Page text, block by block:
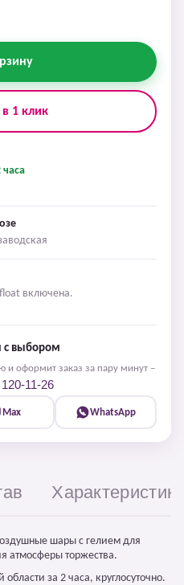
в 1 клик
часа
включена.
выбором
оформит заказ за пару минут –
11-26
Max WhatsApp
шары с гелием для
атмосферы торжества.
за 2 часа, круглосуточно.